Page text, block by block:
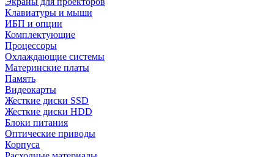
Клавиатуры и мыши
ИБП и опции
Комплектующие
Процессоры
Охлаждающие системы
Материнские платы
Память
Видеокарты
Жесткие диски SSD
Жесткие диски HDD
Блоки питания
Оптические приводы
Корпуса